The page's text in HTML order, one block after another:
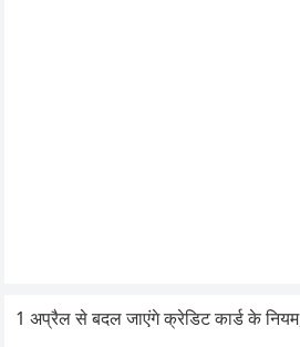
1 अप्रैल से बदल जाएंगे क्रेडिट कार्ड के